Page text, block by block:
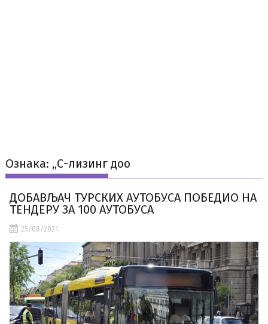
Ознака: „С-лизинг доо
ДОБАВЉАЧ ТУРСКИХ АУТОБУСА ПОБЕДИО НА
ТЕНДЕРУ ЗА 100 АУТОБУСА
25/08/2021